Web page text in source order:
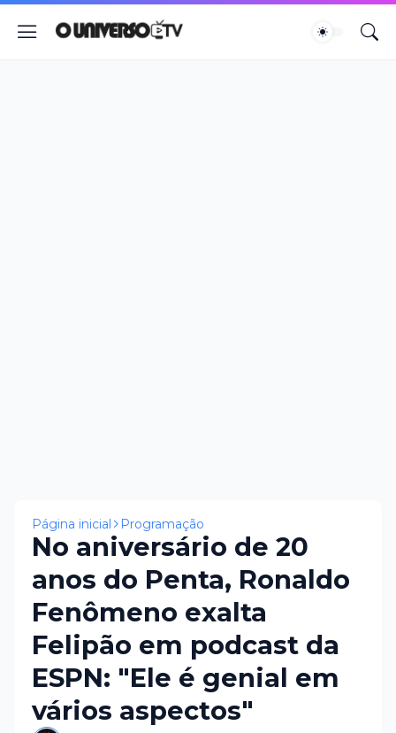
Página inicial Programação
No aniversário de 20
anos do Penta, Ronaldo
Fenômeno exalta
Felipão em podcast da
ESPN: "Ele é genial em
vários aspectos"